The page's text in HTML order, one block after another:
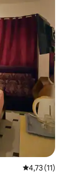
Priemerné
4,73 (11)